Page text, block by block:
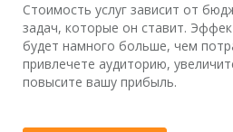
Стоимость услуг зависит от
задач, которые он ставит.
будет намного больше, чем
привлечете аудиторию,
повысите вашу прибыль.